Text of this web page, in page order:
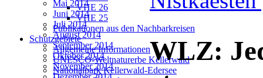
VHE 26
VHE 25
Publikationen aus den Nachbarkreisen
Schutzgebiete
Allgemeine Informationen
UNESCO-Weltnaturerbe Kellerwald
Nationalpark Kellerwald-Edersee
Mai 2014
Juni 2014
Juli 2014
August 2014
September 2014
Oktober 2014
November 2014
WLZ: